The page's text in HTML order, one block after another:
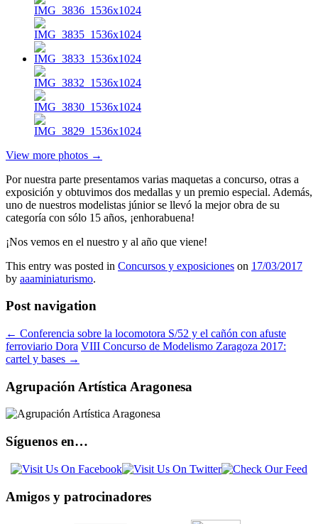
View more photos →
Por nuestra parte presentamos varias maquetas a concurso, otras a
exposición y obtuvimos dos medallas y un premio especial. Además,
uno de nuestros modelistas júnior se llevó la mejor obra de su
categoría con sólo 15 años, ¡enhorabuena!
¡Nos vemos en el nuestro y al año que viene!
This entry was posted in Concursos y exposiciones on 17/03/2017
by aaaminiaturismo.
Post navigation
← Conferencia sobre la locomotora S/52 y el cañón con afuste
ferroviario Dora VIII Concurso de Modelismo Zaragoza 2017:
cartel y bases →
Agrupación Artística Aragonesa
Síguenos en…
Amigos y patrocinadores